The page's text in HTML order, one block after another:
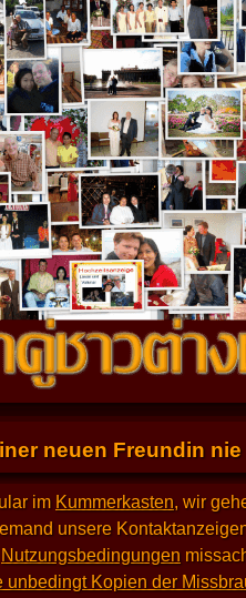
neuen Freundin
im Kummerkasten, wir
unsere
Nutzungsbedingungen
unbedingt Kopien der